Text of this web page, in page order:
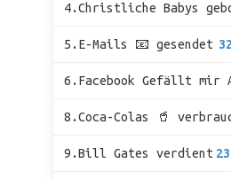
4.Christliche Babys
5.E-Mails 📧 gesendet
6.Facebook Gefällt mir
8.Coca-Colas 🥤
9.Bill Gates verdient